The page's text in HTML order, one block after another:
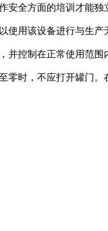
全方面的培训才能独
用该设备进行与生产
控制在正常使用范围
时，不应打开罐门。